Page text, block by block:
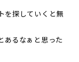
を探していくと無
あるなぁと思った